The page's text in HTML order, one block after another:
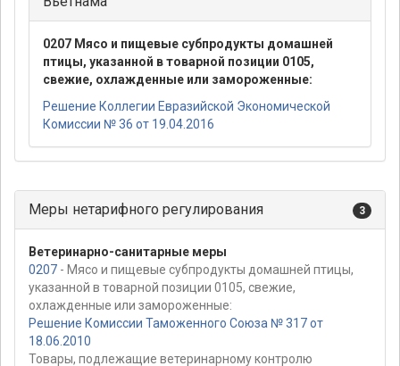
0207 Мясо и пищевые субпродукты домашней
птицы, указанной в товарной позиции 0105,
свежие, охлажденные или замороженные:
Решение Коллегии Евразийской Экономической
Комиссии № 36 от 19.04.2016
Меры нетарифного регулирования 3
Ветеринарно-санитарные меры
0207 - Мясо и пищевые субпродукты домашней птицы,
указанной в товарной позиции 0105, свежие,
охлажденные или замороженные:
Решение Комиссии Таможенного Союза № 317 от
18.06.2010
Товары, подлежащие ветеринарному контролю